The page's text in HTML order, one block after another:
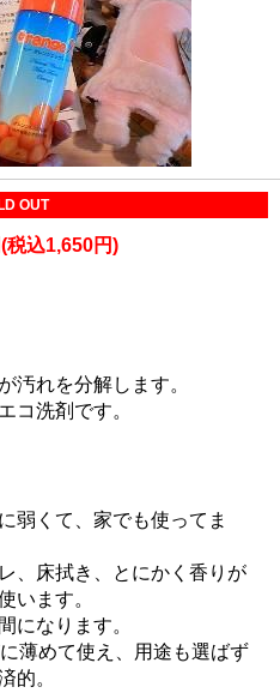
OUT
税込1,650円)
汚れを分解します。
コ洗剤です。
弱くて、家でも使ってま
、床拭き、とにかく香りが
います。
になります。
薄めて使え、用途も選ばず
的。